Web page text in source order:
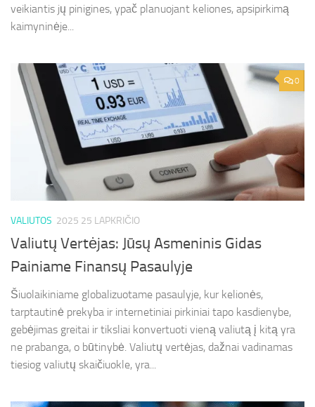
veikiantis jų pinigines, ypač planuojant keliones, apsipirkimą
kaimyninėje...
0
VALIUTOS 2025 25 LAPKRIČIO
Valiutų Vertėjas: Jūsų Asmeninis Gidas
Painiame Finansų Pasaulyje
Šiuolaikiniame globalizuotame pasaulyje, kur kelionės,
tarptautinė prekyba ir internetiniai pirkiniai tapo kasdienybe,
gebėjimas greitai ir tiksliai konvertuoti vieną valiutą į kitą yra
ne prabanga, o būtinybė. Valiutų vertėjas, dažnai vadinamas
tiesiog valiutų skaičiuokle, yra...